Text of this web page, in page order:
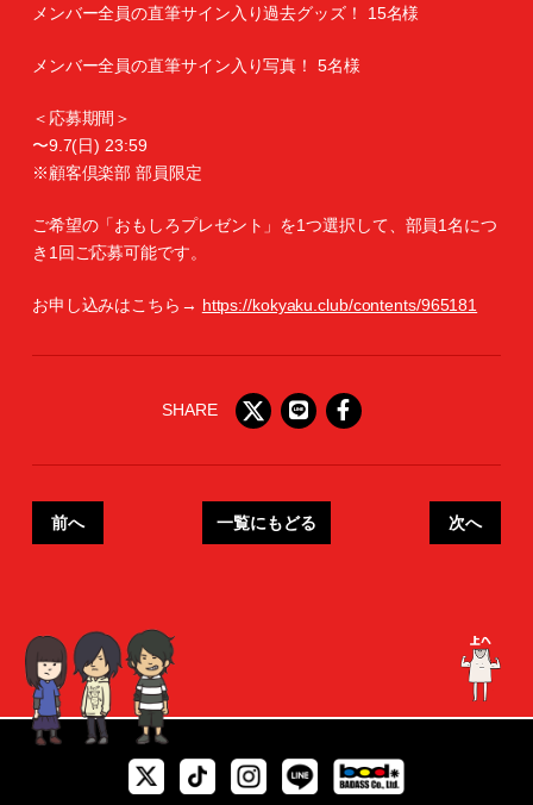
メンバー全員の直筆サイン入り過去グッズ！ 15名様
メンバー全員の直筆サイン入り写真！ 5名様
＜応募期間＞
〜9.7(日) 23:59
※顧客倶楽部 部員限定
ご希望の「おもしろプレゼント」を1つ選択して、部員1名につ
き1回ご応募可能です。
お申し込みはこちら→ https://kokyaku.club/contents/965181
SHARE
前へ 一覧にもどる 次へ